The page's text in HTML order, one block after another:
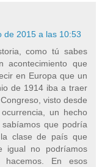
de 2015 a las 10:53
como tú sabes
acontecimiento que
en Europa que un
de 1914 iba a traer
visto desde
un hecho
que podría
clase de país que
igual no podríamos
En esos